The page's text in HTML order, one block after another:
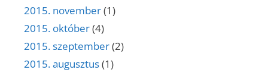
2015. november(1)
2015. október(4)
2015. szeptember(2)
2015. augusztus(1)